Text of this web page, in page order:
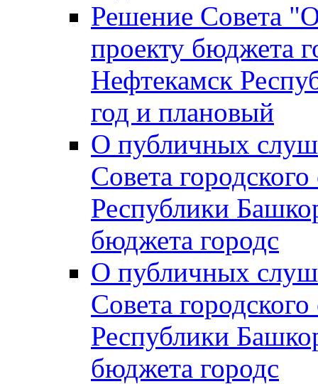
Решение Совета
проекту бюджета
Нефтекамск
год и плановый
О публичных
Совета
Республики
бюджета городс
О публичных
Совета
Республики
бюджета городс